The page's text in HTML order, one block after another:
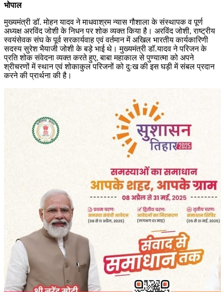
भोपाल
मुख्यमंत्री डॉ. मोहन यादव ने माधवाश्रम न्यास गौशाला के संस्थापक व पूर्ण
अध्यक्ष अरविंद जोशी के निधन पर शोक व्यक्त किया है। अरविंद जोशी, राष्ट्रीय
स्वयंसेवक संघ के पूर्व सरकार्यवाह एवं वर्तमान में अखिल भारतीय कार्यकारिणी
सदस्य सुरेश भैयाजी जोशी के बड़े भाई थे। मुख्यमंत्री डॉ.यादव ने परिजन के
प्रति शोक संवेदना व्यक्त करते हुए, बाबा महाकाल से पुण्यात्मा को अपने
श्रीचरणों में स्थान एवं शोकाकुल परिजनों को दुःख की इस घड़ी में संबल प्रदान
करने की प्रार्थना की है।